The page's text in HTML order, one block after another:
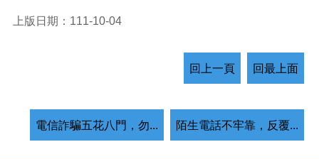
上版日期：111-10-04
回上一頁 回最上面
電信詐騙五花八門，勿... 陌生電話不牢靠，反覆...